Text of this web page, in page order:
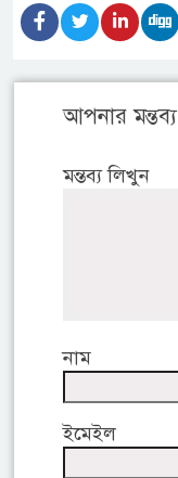
আপনার মন্তব্য
মন্তব্য লিখুন
নাম
ইমেইল